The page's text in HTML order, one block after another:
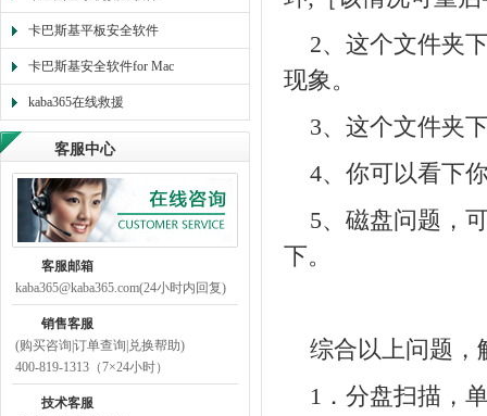
卡巴斯基平板安全软件
卡巴斯基安全软件for Mac
kaba365在线救援
客服中心
客服邮箱
kaba365@kaba365.com(24小时内回复)
销售客服
(购买咨询|订单查询|兑换帮助)
400-819-1313（7×24小时）
技术客服
2、这个文件夹
现象。
3、这个文件夹
4、你可以看下
5、磁盘问题，
下。
综合以上问题，
1．分盘扫描，